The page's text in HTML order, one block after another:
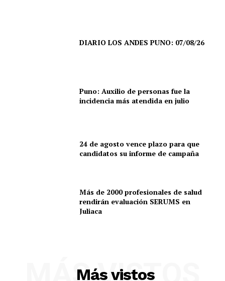
DIARIO LOS ANDES PUNO: 07/08/26
Puno: Auxilio de personas fue la
incidencia más atendida en julio
24 de agosto vence plazo para que
candidatos su informe de campaña
Más de 2000 profesionales de salud
rendirán evaluación SERUMS en
Juliaca
Más vistos
MÁS VISTOS